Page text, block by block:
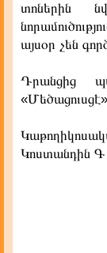
տոներին
այսօր չեն
Դրանցից
Կոստանդին